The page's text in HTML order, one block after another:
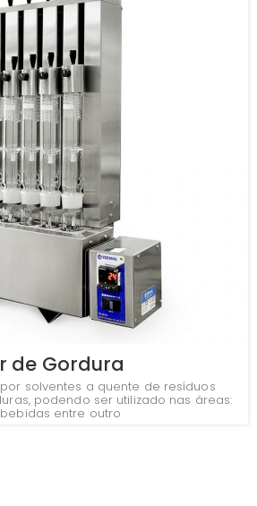
de Gordura
solventes a quente de resíduos
podendo ser utilizado nas áreas:
entre outro